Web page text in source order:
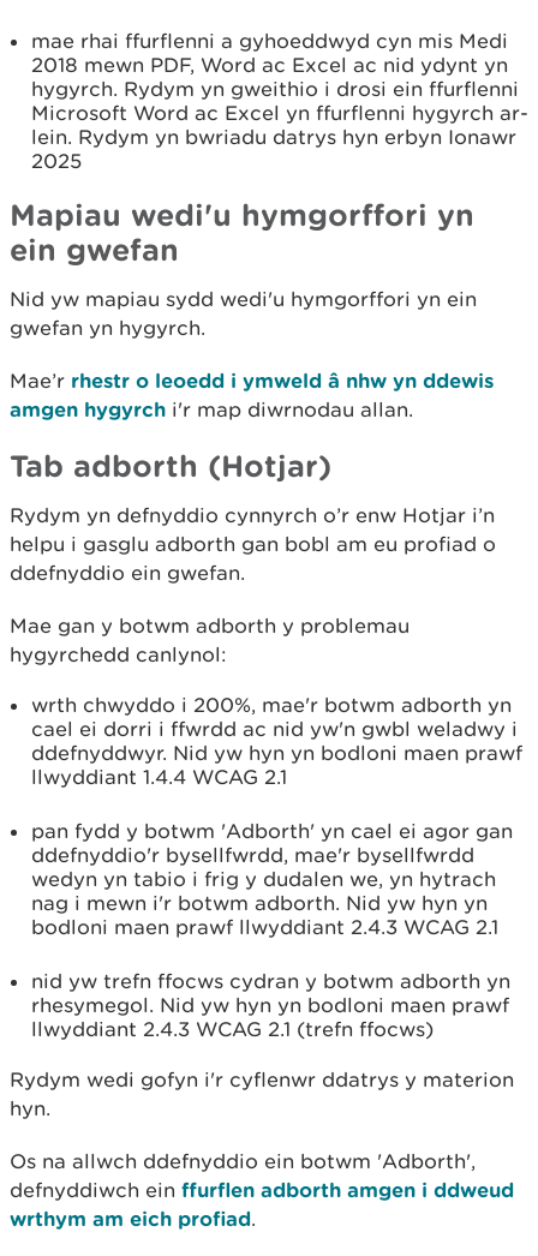
mae rhai ffurflenni a gyhoeddwyd cyn mis Medi
2018 mewn PDF, Word ac Excel ac nid ydynt yn
hygyrch. Rydym yn gweithio i drosi ein ffurflenni
Microsoft Word ac Excel yn ffurflenni hygyrch ar-
lein. Rydym yn bwriadu datrys hyn erbyn Ionawr
2025
Mapiau wedi'u hymgorffori yn
ein gwefan
Nid yw mapiau sydd wedi'u hymgorffori yn ein
gwefan yn hygyrch.
Mae’r rhestr o leoedd i ymweld â nhw yn ddewis
amgen hygyrch i'r map diwrnodau allan.
Tab adborth (Hotjar)
Rydym yn defnyddio cynnyrch o’r enw Hotjar i’n
helpu i gasglu adborth gan bobl am eu profiad o
ddefnyddio ein gwefan.
Mae gan y botwm adborth y problemau
hygyrchedd canlynol:
wrth chwyddo i 200%, mae'r botwm adborth yn
cael ei dorri i ffwrdd ac nid yw'n gwbl weladwy i
ddefnyddwyr. Nid yw hyn yn bodloni maen prawf
llwyddiant 1.4.4 WCAG 2.1
pan fydd y botwm 'Adborth' yn cael ei agor gan
ddefnyddio'r bysellfwrdd, mae'r bysellfwrdd
wedyn yn tabio i frig y dudalen we, yn hytrach
nag i mewn i'r botwm adborth. Nid yw hyn yn
bodloni maen prawf llwyddiant 2.4.3 WCAG 2.1
nid yw trefn ffocws cydran y botwm adborth yn
rhesymegol. Nid yw hyn yn bodloni maen prawf
llwyddiant 2.4.3 WCAG 2.1 (trefn ffocws)
Rydym wedi gofyn i'r cyflenwr ddatrys y materion
hyn.
Os na allwch ddefnyddio ein botwm 'Adborth',
defnyddiwch ein ffurflen adborth amgen i ddweud
wrthym am eich profiad.